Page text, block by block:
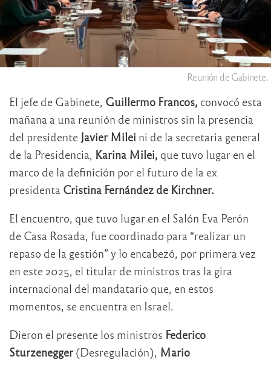
Reunión de Gabinete.
El jefe de Gabinete, Guillermo Francos, convocó esta
mañana a una reunión de ministros sin la presencia
del presidente Javier Milei ni de la secretaria general
de la Presidencia, Karina Milei, que tuvo lugar en el
marco de la definición por el futuro de la ex
presidenta Cristina Fernández de Kirchner.
El encuentro, que tuvo lugar en el Salón Eva Perón
de Casa Rosada, fue coordinado para “realizar un
repaso de la gestión” y lo encabezó, por primera vez
en este 2025, el titular de ministros tras la gira
internacional del mandatario que, en estos
momentos, se encuentra en Israel.
Dieron el presente los ministros Federico
Sturzenegger (Desregulación), Mario